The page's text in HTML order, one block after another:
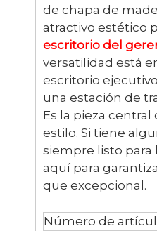
de chapa de
atractivo estético
escritorio del
versatilidad está
escritorio
una estación de
Es la pieza
estilo. Si tiene
siempre listo para
aquí para
que excepcional.
Número de